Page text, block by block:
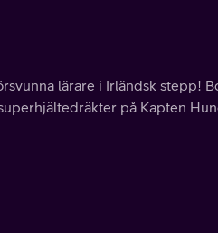
lärare i Irländsk stepp!
på Kapten